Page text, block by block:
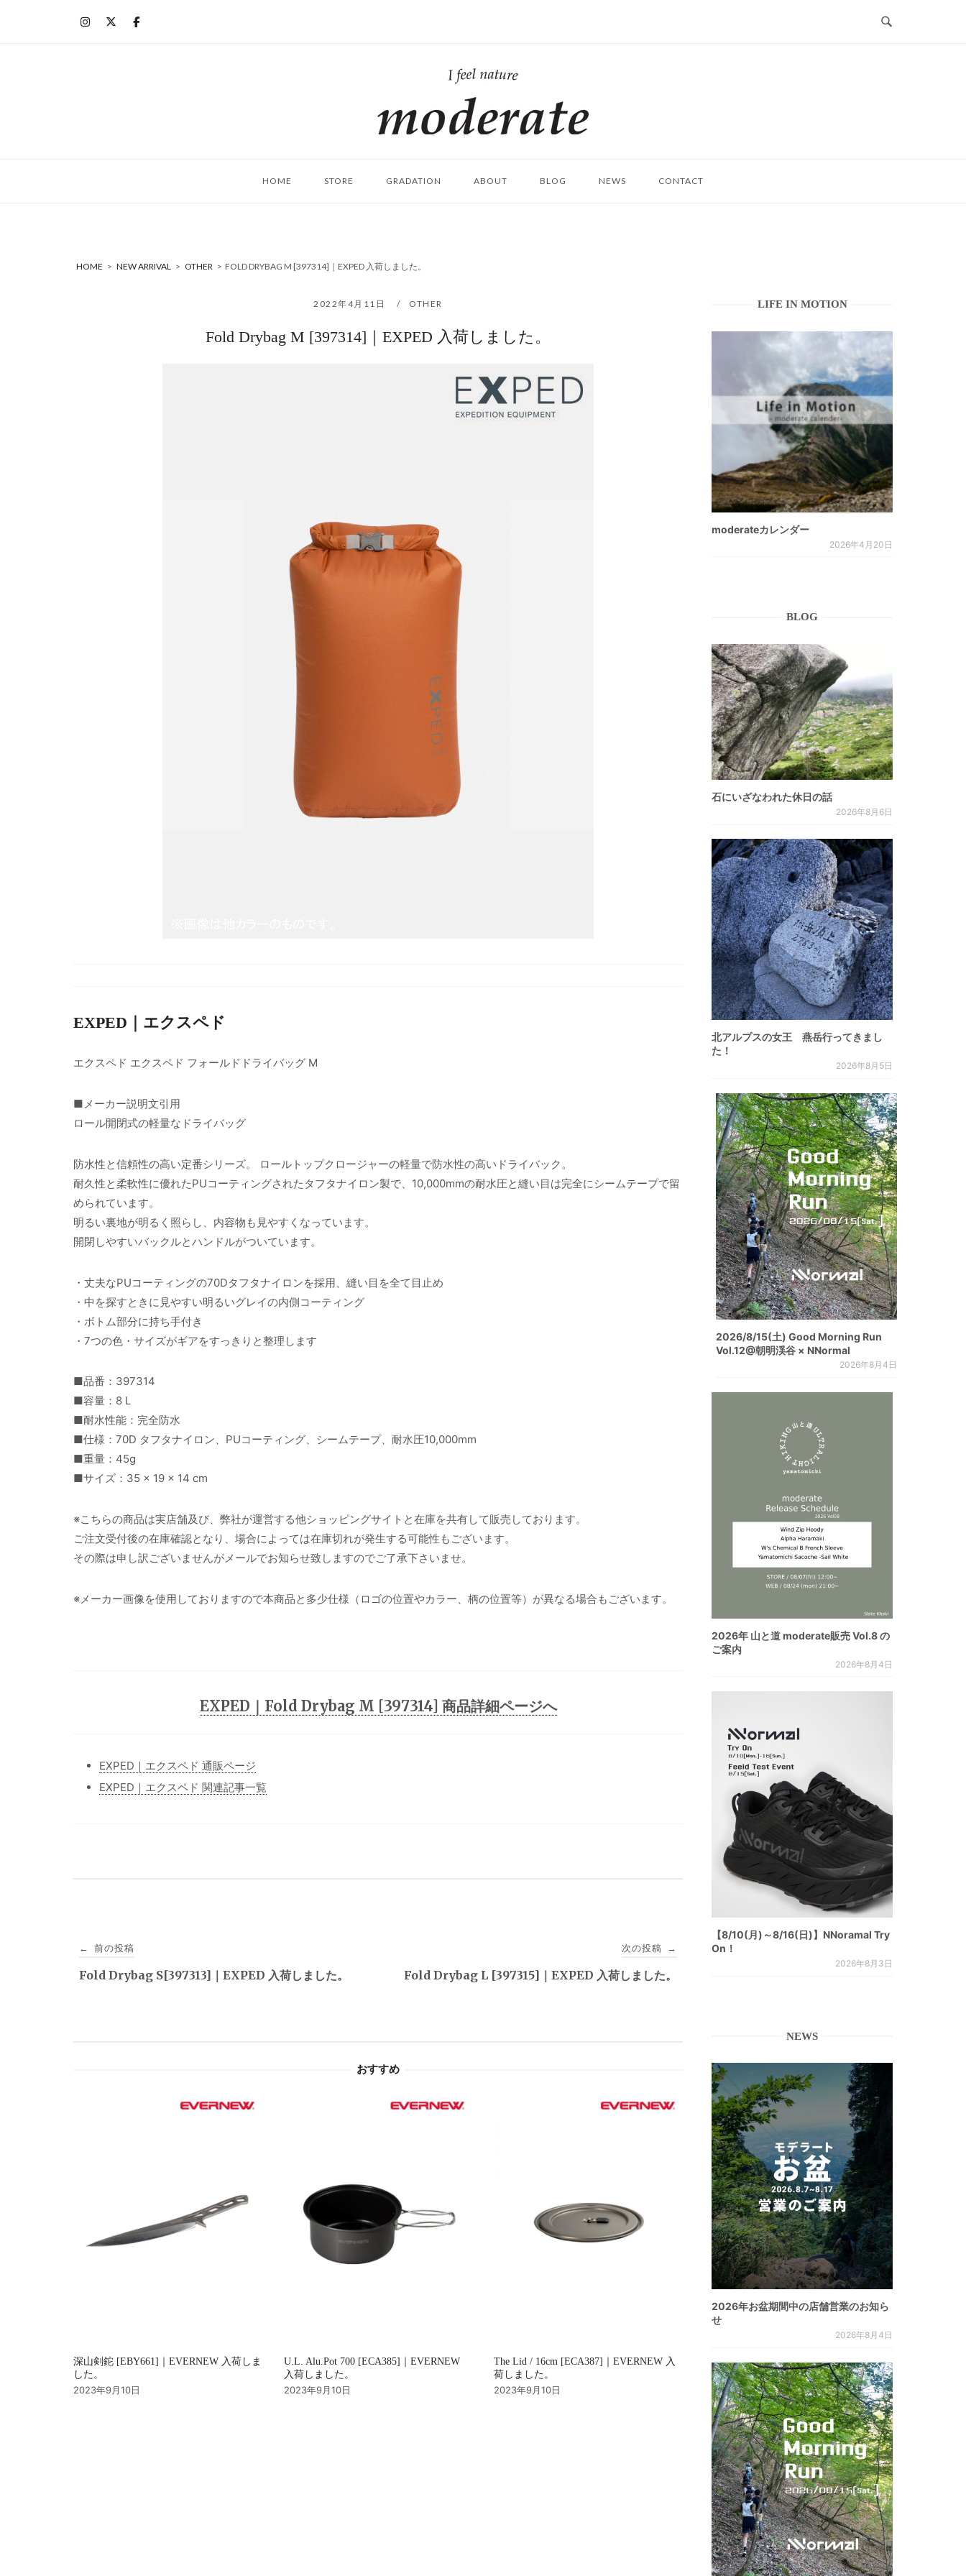
ム
HOME STORE GRADATION ABOUT BLOG NEWS CONTACT
HOME > NEW ARRIVAL > OTHER > FOLD DRYBAG M [397314]｜EXPED 入荷しました。
2022年4月11日 OTHER
Fold Drybag M [397314]｜EXPED 入荷しました。
EXPED｜エクスペド
エクスペド エクスペド フォールドドライバッグ M
■メーカー説明文引用
ロール開閉式の軽量なドライバッグ
防水性と信頼性の高い定番シリーズ。 ロールトップクロージャーの軽量で防水性の高いドライバック。
耐久性と柔軟性に優れたPUコーティングされたタフタナイロン製で、10,000mmの耐水圧と縫い目は完全にシームテープで留
められています。
明るい裏地が明るく照らし、内容物も見やすくなっています。
開閉しやすいバックルとハンドルがついています。
・丈夫なPUコーティングの70Dタフタナイロンを採用、縫い目を全て目止め
・中を探すときに見やすい明るいグレイの内側コーティング
・ボトム部分に持ち手付き
・7つの色・サイズがギアをすっきりと整理します
■品番：397314
■容量：8 L
■耐水性能：完全防水
■仕様：70D タフタナイロン、PUコーティング、シームテープ、耐水圧10,000mm
■重量：45g
■サイズ：35 × 19 × 14 cm
※こちらの商品は実店舗及び、弊社が運営する他ショッピングサイトと在庫を共有して販売しております。
ご注文受付後の在庫確認となり、場合によっては在庫切れが発生する可能性もございます。
その際は申し訳ございませんがメールでお知らせ致しますのでご了承下さいませ。
※メーカー画像を使用しておりますので本商品と多少仕様（ロゴの位置やカラー、柄の位置等）が異なる場合もございます。
EXPED｜Fold Drybag M [397314] 商品詳細ページへ
EXPED｜エクスペド 通販ページ
EXPED｜エクスペド 関連記事一覧
稿
← 前の投稿
Fold Drybag S[397313]｜EXPED 入荷しました。
次の投稿 →
Fold Drybag L [397315]｜EXPED 入荷しました。
おすすめ
深山剣鉈 [EBY661]｜EVERNEW 入荷しま
した。
2023年9月10日
U.L. Alu.Pot 700 [ECA385]｜EVERNEW
入荷しました。
2023年9月10日
The Lid / 16cm [ECA387]｜EVERNEW 入
荷しました。
2023年9月10日
LIFE IN MOTION
moderateカレンダー
2026年4月20日
BLOG
石にいざなわれた休日の話
2026年8月6日
北アルプスの女王 燕岳行ってきまし
た！
2026年8月5日
2026/8/15(土) Good Morning Run
Vol.12@朝明渓谷 × NNormal
2026年8月4日
2026年 山と道 moderate販売 Vol.8 の
ご案内
2026年8月4日
【8/10(月)～8/16(日)】NNoramal Try
On！
2026年8月3日
NEWS
2026年お盆期間中の店舗営業のお知ら
せ
2026年8月4日